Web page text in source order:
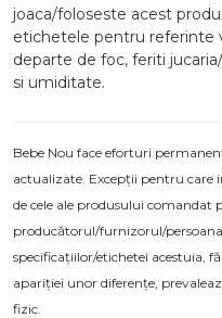
joaca/foloseste acest
etichetele pentru referinte
departe de foc, feriti
si umiditate.
Bebe Nou face eforturi
actualizate. Excepții pentru
de cele ale produsului comandat
producătorul/furnizorul/
specificațiilor/etichetei acestuia,
apariției unor diferențe,
fizic.